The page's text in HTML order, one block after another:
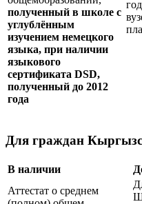
полученный в школе с
углублённым
изучением немецкого
языка, при наличии
языкового
сертификата DSD,
полученный до 2012
года
Для граждан
В наличии
Аттестат о среднем